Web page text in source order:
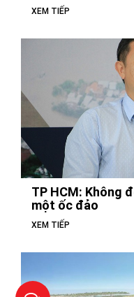
XEM TIẾP
TP HCM: Không
một ốc đảo
XEM TIẾP